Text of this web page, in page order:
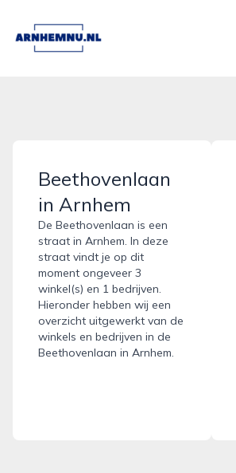
arnhemnu.nl
Beethovenlaan
in Arnhem
De Beethovenlaan is een
straat in Arnhem. In deze
straat vindt je op dit
moment ongeveer 3
winkel(s) en 1 bedrijven.
Hieronder hebben wij een
overzicht uitgewerkt van de
winkels en bedrijven in de
Beethovenlaan in Arnhem.